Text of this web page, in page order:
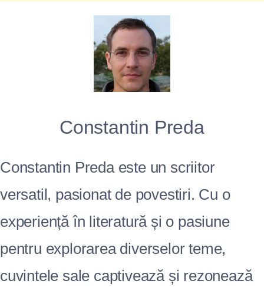
Constantin Preda
Constantin Preda este un scriitor
versatil, pasionat de povestiri. Cu o
experiență în literatură și o pasiune
pentru explorarea diverselor teme,
cuvintele sale captivează și rezonează